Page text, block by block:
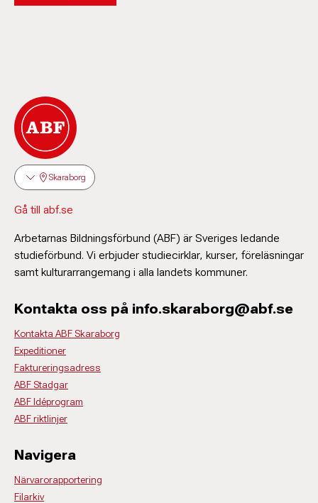
Skaraborg
Gå till abf.se
Arbetarnas Bildningsförbund (ABF) är Sveriges ledande
studieförbund. Vi erbjuder studiecirklar, kurser, föreläsningar
samt kulturarrangemang i alla landets kommuner.
Kontakta oss på info.skaraborg@abf.se
Kontakta ABF Skaraborg
Expeditioner
Faktureringsadress
ABF Stadgar
ABF Idéprogram
ABF riktlinjer
Navigera
Närvarorapportering
Filarkiv